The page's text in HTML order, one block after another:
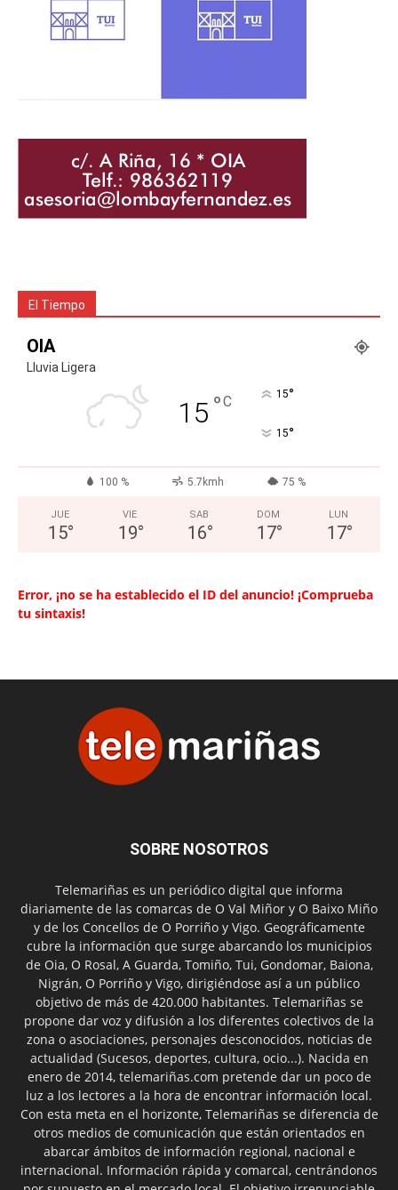
El Tiempo
OIA
Lluvia Ligera
15 °C 15°
15°
100 % 5.7kmh 75 %
JUE
15°
VIE
19°
SAB
16°
DOM
17°
LUN
17°
Error, ¡no se ha establecido el ID del anuncio! ¡Comprueba
tu sintaxis!
SOBRE NOSOTROS
Telemariñas es un periódico digital que informa
diariamente de las comarcas de O Val Miñor y O Baixo Miño
y de los Concellos de O Porriño y Vigo. Geográficamente
cubre la información que surge abarcando los municipios
de Oia, O Rosal, A Guarda, Tomiño, Tui, Gondomar, Baiona,
Nigrán, O Porriño y Vigo, dirigiéndose así a un público
objetivo de más de 420.000 habitantes. Telemariñas se
propone dar voz y difusión a los diferentes colectivos de la
zona o asociaciones, personajes desconocidos, noticias de
actualidad (Sucesos, deportes, cultura, ocio...). Nacida en
enero de 2014, telemariñas.com pretende dar un poco de
luz a los lectores a la hora de encontrar información local.
Con esta meta en el horizonte, Telemariñas se diferencia de
otros medios de comunicación que están orientados en
abarcar ámbitos de información regional, nacional e
internacional. Información rápida y comarcal, centrándonos